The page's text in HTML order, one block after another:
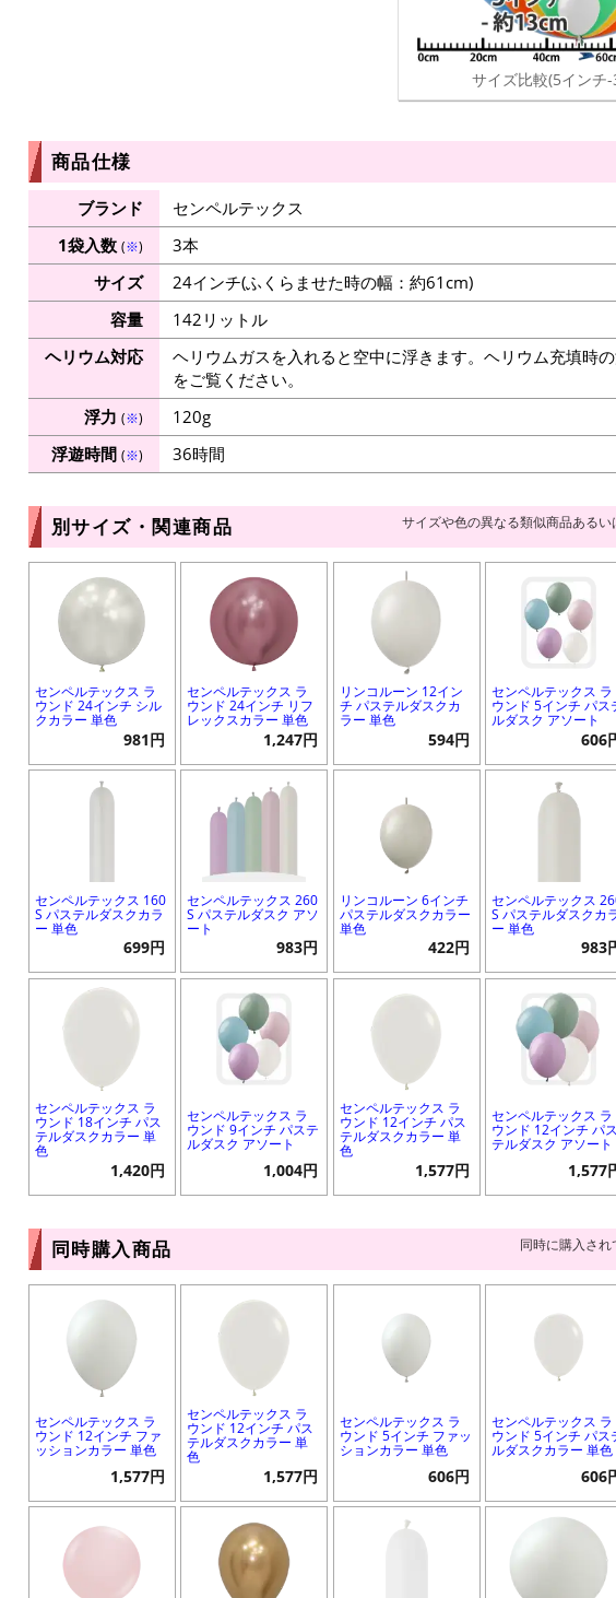
サイズ比較(5インチ
商品仕様
ブランド
センペルテックス
1袋入数 (※)
3本
サイズ
24インチ(ふくらませた時の幅：約61cm)
容量
142リットル
ヘリウム対応
ヘリウムガスを入れると空中に浮きます。ヘリウム充填時
をご覧ください。
浮力 (※)
120g
浮遊時間 (※) 36時間
別サイズ・関連商品 サイズや色の異なる類似商品ある
センペルテックス ラ
ウンド 24インチ シル
クカラー 単色
981円
センペルテックス ラ
ウンド 24インチ リフ
レックスカラー 単色
1,247円
リンコルーン 12イン
チ パステルダスクカ
ラー 単色
594円
センペルテックス ラ
ウンド 5インチ パス
ルダスク アソート
606
センペルテックス 160
S パステルダスクカラ
ー 単色
699円
センペルテックス 260
S パステルダスク アソ
ート
983円
リンコルーン 6インチ
パステルダスクカラー
単色
422円
センペルテックス
S パステルダスクカ
ー 単色
983
センペルテックス ラ
ウンド 18インチ パス
テルダスクカラー 単
色
1,420円
センペルテックス ラ
ウンド 9インチ パステ
ルダスク アソート
1,004円
センペルテックス ラ
ウンド 12インチ パス
テルダスクカラー 単
色
1,577円
センペルテックス ラ
ウンド 12インチ パス
テルダスク アソート
1,577
同時購入商品 同時に購入さ
センペルテックス ラ
ウンド 12インチ ファ
ッションカラー 単色
1,577円
センペルテックス ラ
ウンド 12インチ パス
テルダスクカラー 単
色
1,577円
センペルテックス ラ
ウンド 5インチ ファッ
ションカラー 単色
606円
センペルテックス ラ
ウンド 5インチ パス
ルダスクカラー 単色
606